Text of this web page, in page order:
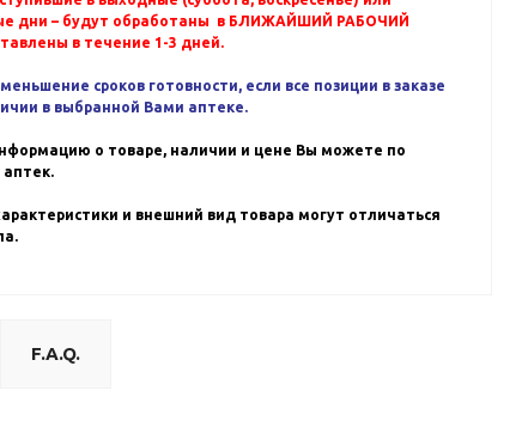
дни – будут обработаны в БЛИЖАЙШИЙ РАБОЧИЙ
в течение 1-3 дней.
сроков готовности, если все позиции в заказе
в выбранной Вами аптеке.
о товаре, наличии и цене Вы можете по
и внешний вид товара могут отличаться
F.A.Q.